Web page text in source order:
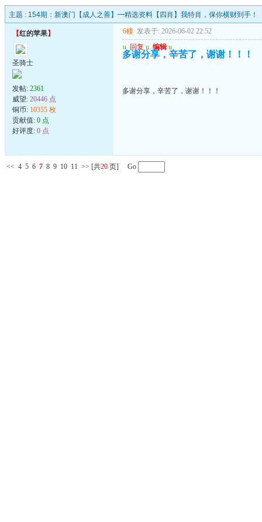
主题 : 154期：新澳门【成人之善】━精选资料【四肖】我特肖，保你横财到手！
【红的苹果】
圣骑士
发帖: 2361
威望: 20446 点
铜币: 10355 枚
贡献值: 0 点
好评度: 0 点
6楼 发表于: 2026-06-02 22:52
u 回复 u 编辑 u
多谢分享，辛苦了，谢谢！！！
多谢分享，辛苦了，谢谢！！！
<< 4 5 6 7 8 9 10 11 >> [共20 页] Go